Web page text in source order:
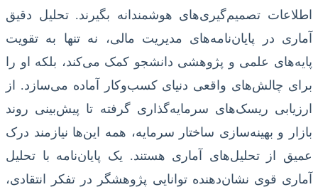
اطلاعات تصمیم‌گیری‌های هوشمندانه بگیرند. تحلیل دقیق
آماری در پایان‌نامه‌های مدیریت مالی، نه تنها به تقویت
پایه‌های علمی و پژوهشی دانشجو کمک می‌کند، بلکه او را
برای چالش‌های واقعی دنیای کسب‌وکار آماده می‌سازد. از
ارزیابی ریسک‌های سرمایه‌گذاری گرفته تا پیش‌بینی روند
بازار و بهینه‌سازی ساختار سرمایه، همه این‌ها نیازمند درک
عمیق از تحلیل‌های آماری هستند. یک پایان‌نامه با تحلیل
آماری قوی نشان‌دهنده توانایی پژوهشگر در تفکر انتقادی،